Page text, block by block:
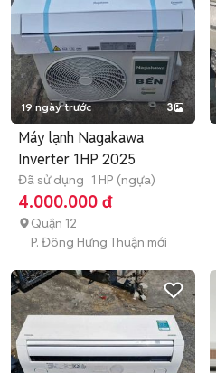
19 ngày trước 3
Máy lạnh Nagakawa
Inverter 1HP 2025
Đã sử dụng 1 HP (ngựa)
4.000.000 đ
Quận 12
P. Đông Hưng Thuận mới